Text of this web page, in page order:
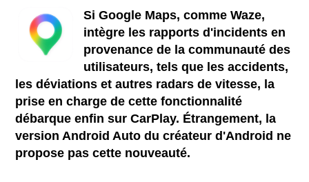
Si Google Maps, comme Waze,
intègre les rapports d'incidents en
provenance de la communauté des
utilisateurs, tels que les accidents,
les déviations et autres radars de vitesse, la
prise en charge de cette fonctionnalité
débarque enfin sur CarPlay. Étrangement, la
version Android Auto du créateur d'Android ne
propose pas cette nouveauté.